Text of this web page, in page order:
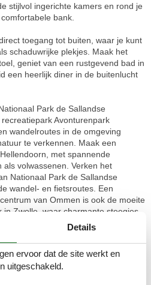
stijlvol ingerichte kamers en rond je
bank.
toegang tot buiten, waar je kunt
schaduwrijke plekjes. Maak het
geniet van een rustgevend bad in
een heerlijk diner in de buitenlucht
Park de Sallandse
Avonturenpark
wandelroutes in de omgeving
te verkennen. Maak een
met spannende
volwassenen. Verken het
Nationaal Park de Sallandse
wandel- en fietsroutes. Een
van Ommen is ook de moeite
Zwolle, waar charmante steegjes
in aanbouw en er wordt
tot een minimum te beperken.
Details
ervoor dat de site werkt en
uitgeschakeld.